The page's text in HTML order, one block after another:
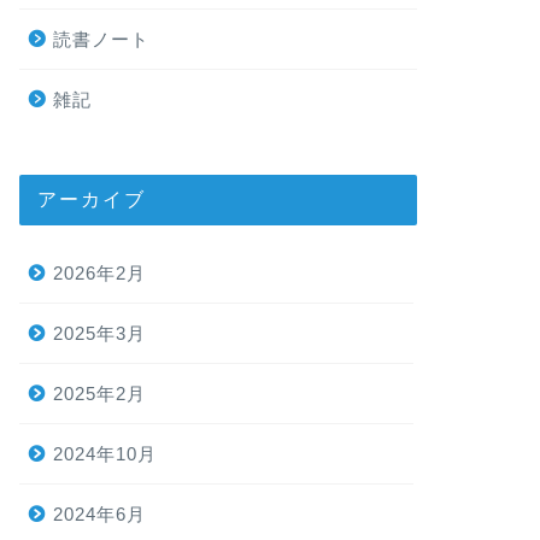
読書ノート
雑記
アーカイブ
2026年2月
2025年3月
2025年2月
2024年10月
2024年6月